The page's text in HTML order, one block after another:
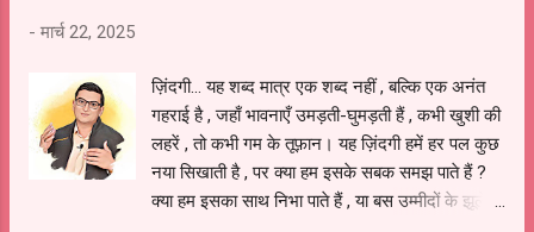
आपने शायद यह अनुभव किया होगा कि जिन्हें प्यार नहीं
मिलता, वे अक्सर दूसरों को प्यार देने की कोशिश करते हैं।
उनके मन में एक उम्मीद होती है कि उन्हें भी वही मदद और
सहयोग वापस मिलेगा। लेकिन जब ऐसा नहीं होता, तो वे बस
यही सोचते रह जाते हैं कि ऐसा क्यों हुआ...
- मार्च 22, 2025
ज़िंदगी... यह शब्द मात्र एक शब्द नहीं , बल्कि एक अनंत
गहराई है , जहाँ भावनाएँ उमड़ती-घुमड़ती हैं , कभी खुशी की
लहरें , तो कभी गम के तूफ़ान। यह ज़िंदगी हमें हर पल कुछ
नया सिखाती है , पर क्या हम इसके सबक समझ पाते हैं ?
क्या हम इसका साथ निभा पाते हैं , या बस उम्मीदों के झूले